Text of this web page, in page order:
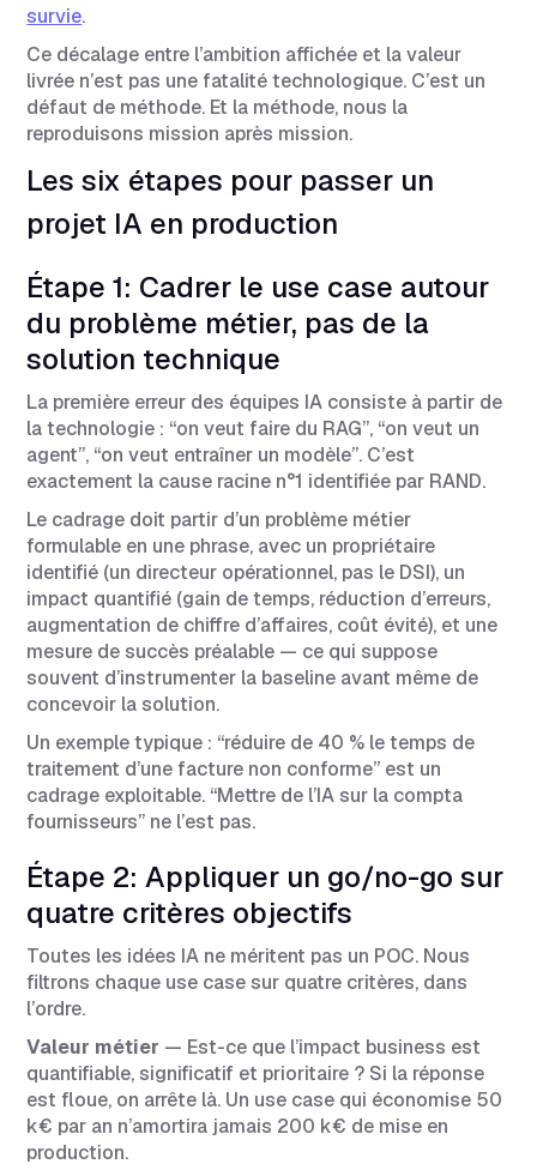
survie.
Ce décalage entre l’ambition affichée et la valeur
livrée n’est pas une fatalité technologique. C’est un
défaut de méthode. Et la méthode, nous la
reproduisons mission après mission.
Les six étapes pour passer un
projet IA en production
Étape 1: Cadrer le use case autour
du problème métier, pas de la
solution technique
La première erreur des équipes IA consiste à partir de
la technologie : “on veut faire du RAG”, “on veut un
agent”, “on veut entraîner un modèle”. C’est
exactement la cause racine n°1 identifiée par RAND.
Le cadrage doit partir d’un problème métier
formulable en une phrase, avec un propriétaire
identifié (un directeur opérationnel, pas le DSI), un
impact quantifié (gain de temps, réduction d’erreurs,
augmentation de chiffre d’affaires, coût évité), et une
mesure de succès préalable — ce qui suppose
souvent d’instrumenter la baseline avant même de
concevoir la solution.
Un exemple typique : “réduire de 40 % le temps de
traitement d’une facture non conforme” est un
cadrage exploitable. “Mettre de l’IA sur la compta
fournisseurs” ne l’est pas.
Étape 2: Appliquer un go/no-go sur
quatre critères objectifs
Toutes les idées IA ne méritent pas un POC. Nous
filtrons chaque use case sur quatre critères, dans
l’ordre.
Valeur métier — Est-ce que l’impact business est
quantifiable, significatif et prioritaire ? Si la réponse
est floue, on arrête là. Un use case qui économise 50
k€ par an n’amortira jamais 200 k€ de mise en
production.